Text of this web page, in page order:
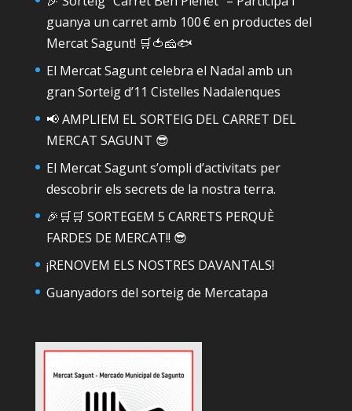
guanya un carret amb 100 € en productes del
Mercat Sagunt! 🛒🍅🧀🐟
El Mercat Sagunt celebra el Nadal amb un
gran Sorteig d’11 Cistelles Nadalenques
📢 AMPLIEM EL SORTEIG DEL CARRET DEL
MERCAT SAGUNT 😎
El Mercat Sagunt s’ompli d’activitats per
descobrir els secrets de la nostra terra.
🎉🛒🛒 SORTEGEM 5 CARRETS PERQUÈ
FARDES DE MERCAT!! 😎
¡RENOVEM ELS NOSTRES DAVANTALS!
Guanyadors del sorteig de Mercatapa